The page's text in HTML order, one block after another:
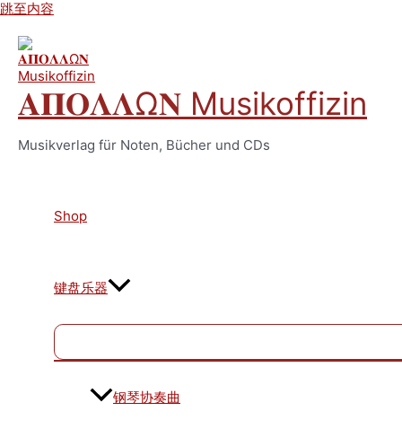
跳至内容
𝚨𝚷𝚶𝚲𝚲Ω𝚴 Musikoffizin
Musikverlag für Noten, Bücher und CDs
Shop
键盘乐器
钢琴协奏曲